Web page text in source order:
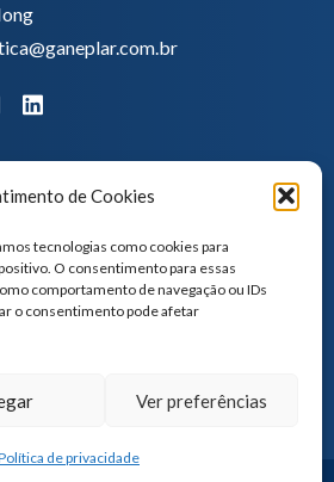
de Cookies
tecnologias como cookies para
O consentimento para essas
comportamento de navegação ou IDs
o consentimento pode afetar
Ver preferências
de privacidade